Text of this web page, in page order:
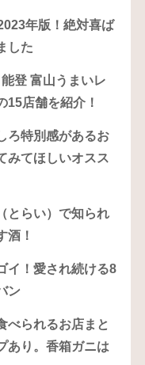
年版！絶対喜ば
した
登 富山うまいレ
15店舗を紹介！
ろ特別感があるお
みてほしいオスス
とらい）で知られ
酒！
イ！愛され続ける8
ン
べられるお店まと
あり。香箱ガニは